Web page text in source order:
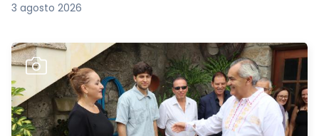
3 agosto 2026